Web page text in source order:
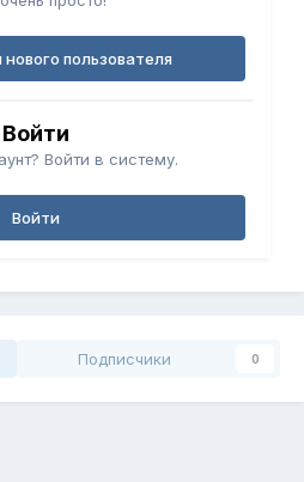
пользователя
Войти
Войти в систему.
Войти
Подписчики 0